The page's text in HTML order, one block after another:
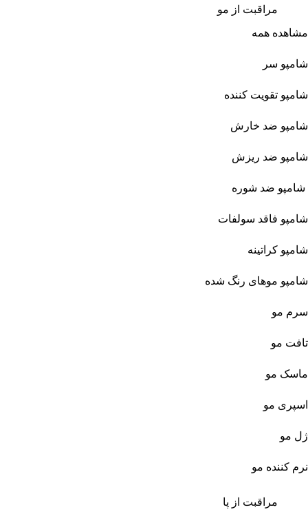
مراقبت از مو
مشاهده همه
شامپو سر
شامپو تقویت کننده
شامپو ضد خارش
شامپو ضد ریزش
شامپو ضد شوره
شامپو فاقد سولفات
شامپو کراتینه
شامپو موهای رنگ شده
سرم مو
تافت مو
ماسک مو
اسپری مو
ژل مو
نرم کننده مو
مراقبت از پا